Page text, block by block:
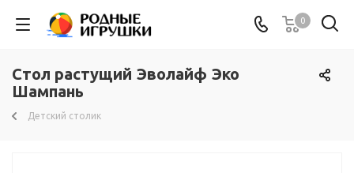
0
Стол растущий Эволайф Эко
Шампань
Детский столик